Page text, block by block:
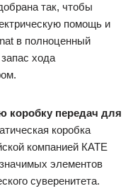
так, чтобы
помощь и
в полноценный
хода
коробку передач для
коробка
компанией КАТЕ
элементов
суверенитета.